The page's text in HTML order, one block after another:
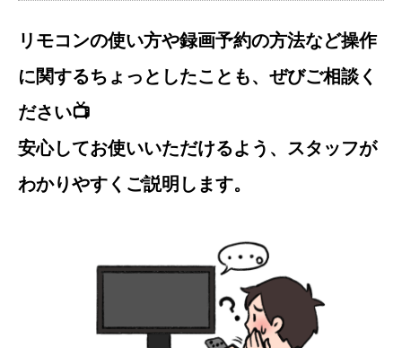
リモコンの使い方や録画予約の方法など操作
に関するちょっとしたことも、ぜびご相談く
ださい📺
安心してお使いいただけるよう、スタッフが
わかりやすくご説明します。